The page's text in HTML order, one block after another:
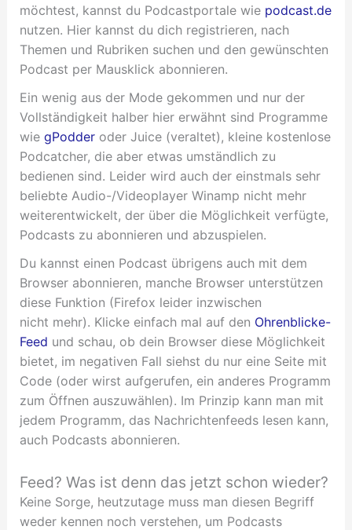
möchtest, kannst du Podcastportale wie podcast.de
nutzen. Hier kannst du dich registrieren, nach
Themen und Rubriken suchen und den gewünschten
Podcast per Mausklick abonnieren.
Ein wenig aus der Mode gekommen und nur der
Vollständigkeit halber hier erwähnt sind Programme
wie gPodderoder Juice (veraltet), kleine kostenlose
Podcatcher, die aber etwas umständlich zu
bedienen sind. Leider wird auch der einstmals sehr
beliebte Audio-/Videoplayer Winamp nicht mehr
weiterentwickelt, der über die Möglichkeit verfügte,
Podcasts zu abonnieren und abzuspielen.
Du kannst einen Podcast übrigens auch mit dem
Browser abonnieren, manche Browser unterstützen
diese Funktion (Firefox leider inzwischen
nicht mehr). Klicke einfach mal auf den Ohrenblicke-
Feed und schau, ob dein Browser diese Möglichkeit
bietet, im negativen Fall siehst du nur eine Seite mit
Code (oder wirst aufgerufen, ein anderes Programm
zum Öffnen auszuwählen). Im Prinzip kann man mit
jedem Programm, das Nachrichtenfeeds lesen kann,
auch Podcasts abonnieren.
Feed? Was ist denn das jetzt schon wieder?
Keine Sorge, heutzutage muss man diesen Begriff
weder kennen noch verstehen, um Podcasts